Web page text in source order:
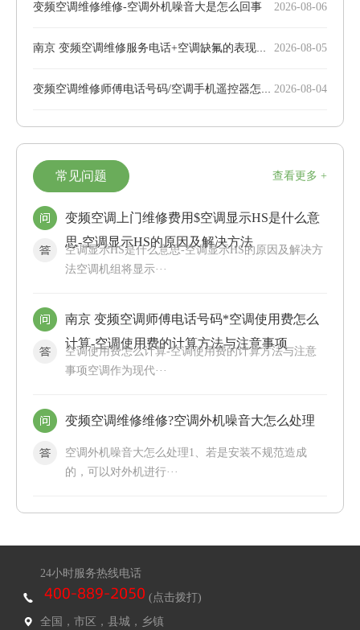
2026-08-06
变频空调维修维修-空调外机噪音大是怎么回事
2026-08-05
南京 变频空调维修服务电话+空调缺氟的表现有哪些
2026-08-04
变频空调维修师傅电话号码/空调手机遥控器怎么用
常见问题 查看更多 +
变频空调上门维修费用$空调显示HS是什么意
思-空调显示HS的原因及解决方法
空调显示HS是什么意思-空调显示HS的原因及解决方
法空调机组将显示···
南京 变频空调师傅电话号码*空调使用费怎么
计算-空调使用费的计算方法与注意事项
空调使用费怎么计算-空调使用费的计算方法与注意
事项空调作为现代···
变频空调维修维修?空调外机噪音大怎么处理
空调外机噪音大怎么处理1、若是安装不规范造成
的，可以对外机进行···
24小时服务热线电话
(点击拨打)
全国，市区，县城，乡镇